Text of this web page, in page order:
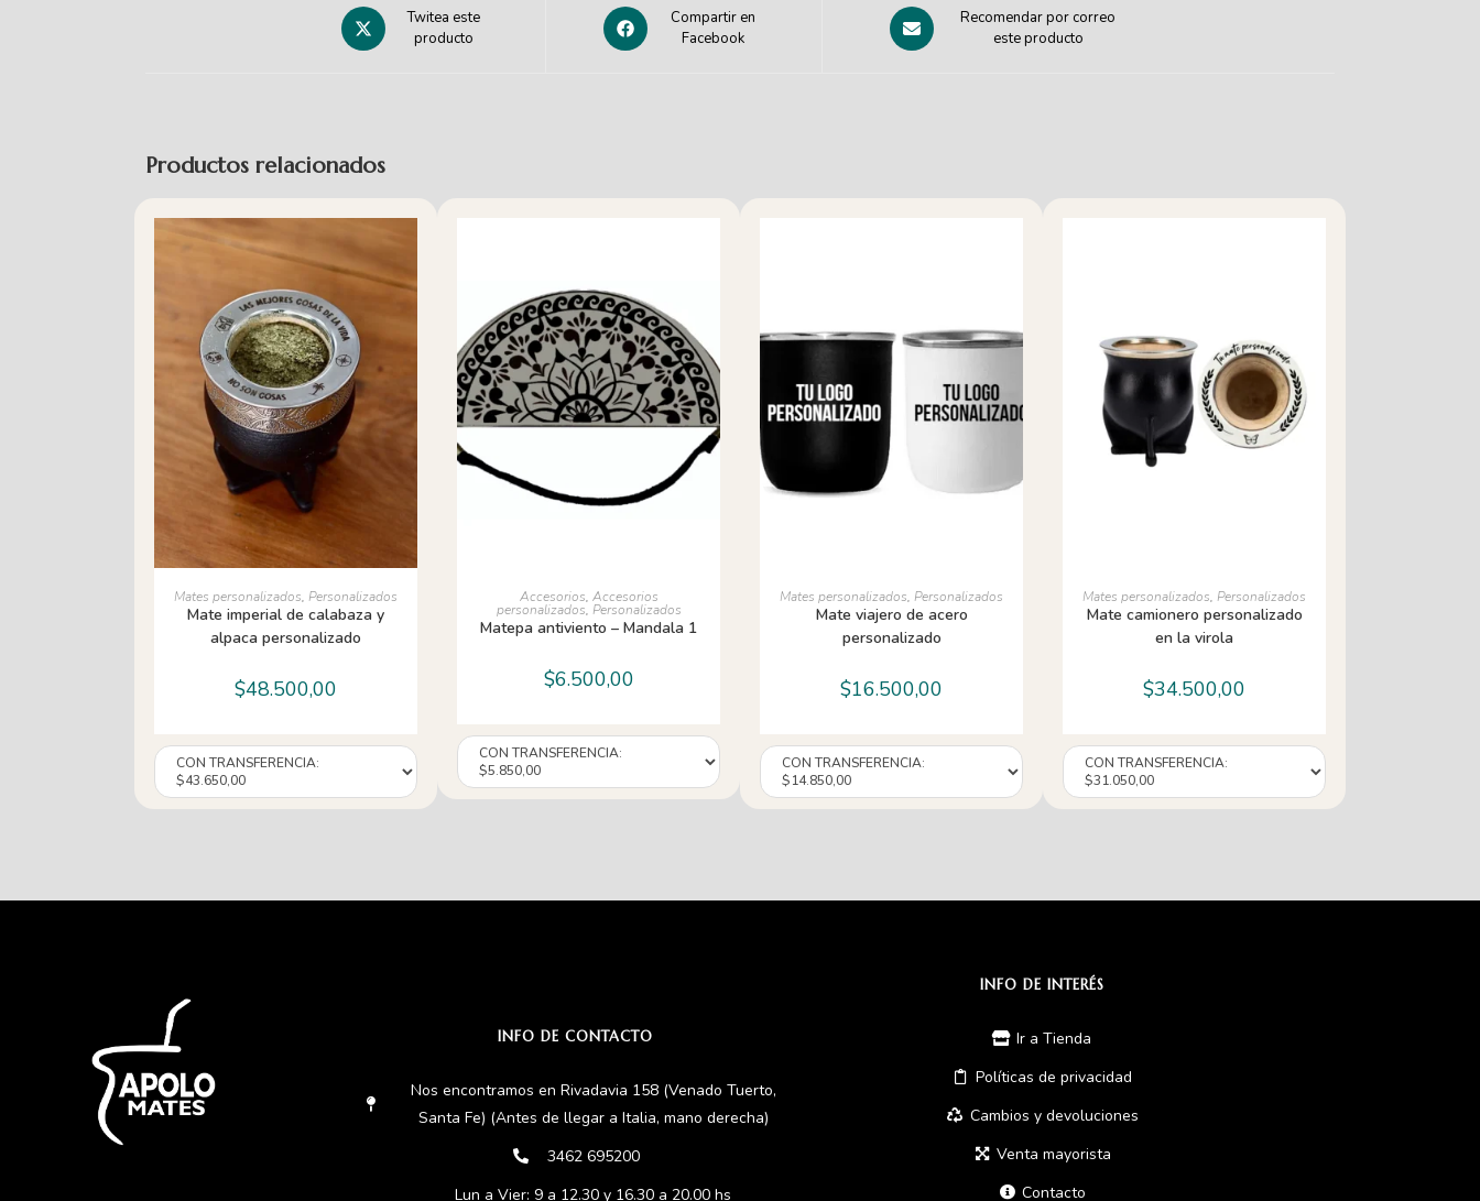
Twitea este
producto
Compartir en
Facebook
Recomendar por correo
este producto
Productos relacionados
AÑADIR AL CARRITO
Mates personalizados, Personalizados
Mate imperial de calabaza y
alpaca personalizado
$48.500,00
AÑADIR AL CARRITO
Accesorios, Accesorios
personalizados, Personalizados
Matepa antiviento – Mandala 1
$6.500,00
AÑADIR AL CARRITO
Mates personalizados, Personalizados
Mate viajero de acero
personalizado
$16.500,00
AÑADIR AL CARRITO
Mates personalizados, Personalizados
Mate camionero personalizado
en la virola
$34.500,00
INFO DE CONTACTO
Nos encontramos en Rivadavia 158 (Venado Tuerto,
Santa Fe) (Antes de llegar a Italia, mano derecha)
3462 695200
Lun a Vier: 9 a 12.30 y 16.30 a 20.00 hs
INFO DE INTERÉS
Ir a Tienda
Políticas de privacidad
Cambios y devoluciones
Venta mayorista
Contacto